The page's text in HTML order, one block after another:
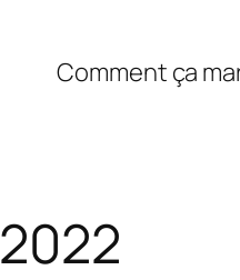
Comment ça
2022